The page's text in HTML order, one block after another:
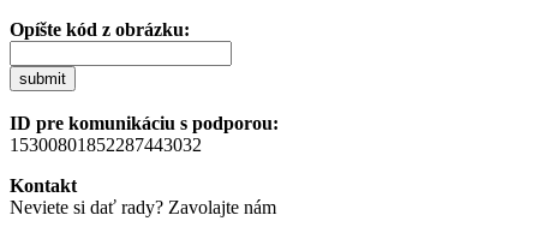
Opíšte kód z obrázku:
submit
ID pre komunikáciu s podporou:
15300801852287443032
Kontakt
Neviete si dať rady? Zavolajte nám